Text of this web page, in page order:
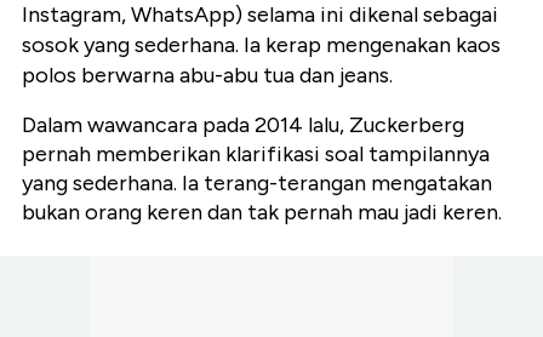
Instagram, WhatsApp) selama ini dikenal sebagai
sosok yang sederhana. Ia kerap mengenakan kaos
polos berwarna abu-abu tua dan jeans.
Dalam wawancara pada 2014 lalu, Zuckerberg
pernah memberikan klarifikasi soal tampilannya
yang sederhana. Ia terang-terangan mengatakan
bukan orang keren dan tak pernah mau jadi keren.